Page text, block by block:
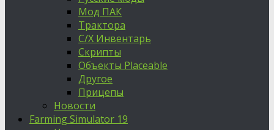
Мод ПАК
Трактора
С/Х Инвентарь
Скрипты
Объекты Placeable
Другое
Прицепы
Новости
Farming Simulator 19